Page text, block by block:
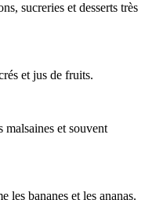
sucreries et desserts très
et jus de fruits.
malsaines et souvent
les bananes et les ananas.